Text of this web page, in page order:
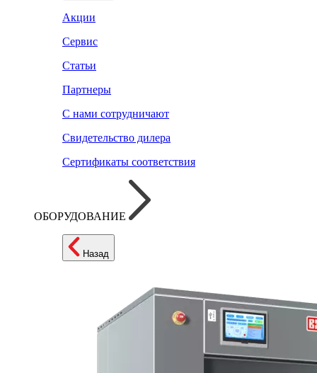
Акции
Сервис
Статьи
Партнеры
С нами сотрудничают
Свидетельство дилера
Сертификаты соответствия
ОБОРУДОВАНИЕ
Назад